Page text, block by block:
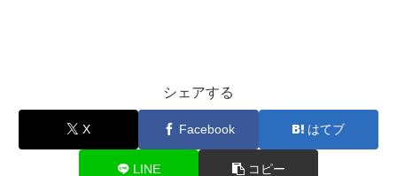
シェアする
X Facebook はてブ
LINE コピー